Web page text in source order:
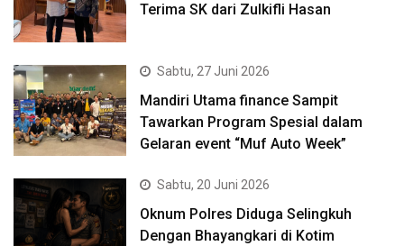
Terima SK dari Zulkifli Hasan
Sabtu, 27 Juni 2026
Mandiri Utama finance Sampit
Tawarkan Program Spesial dalam
Gelaran event “Muf Auto Week”
Sabtu, 20 Juni 2026
Oknum Polres Diduga Selingkuh
Dengan Bhayangkari di Kotim